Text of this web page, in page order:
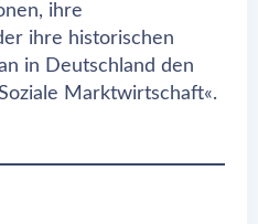
ihre
ihre historischen
in Deutschland den
Marktwirtschaft«.